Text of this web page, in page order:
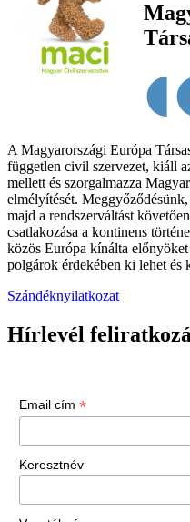
A Magyarországi Európa
független civil szervezet, kiáll
mellett és szorgalmazza
elmélyítését.
majd a rendszerváltást
csatlakozása a kontinens
közös Európa kínálta
polgárok érdekében ki lehet és
Szándéknyilatkozat
Hírlevél
Email cím *
Keresztnév